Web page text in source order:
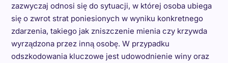
zazwyczaj odnosi się do sytuacji, w której osoba ubiega
się o zwrot strat poniesionych w wyniku konkretnego
zdarzenia, takiego jak zniszczenie mienia czy krzywda
wyrządzona przez inną osobę. W przypadku
odszkodowania kluczowe jest udowodnienie winy oraz